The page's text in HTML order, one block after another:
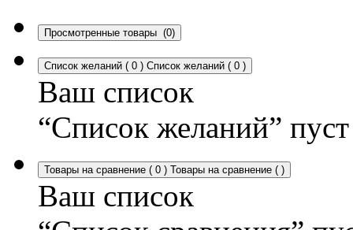
Просмотренные товары (0)
Список желаний ( 0 ) Список желаний ( 0 )
Ваш список
“Список желаний” пуст
Товары на сравнение ( 0 ) Товары на сравнение ( )
Ваш список